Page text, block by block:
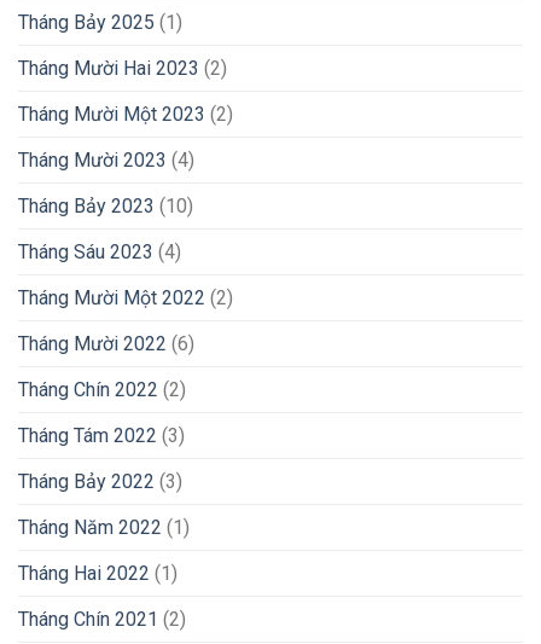
Tháng Bảy 2025 (1)
Tháng Mười Hai 2023 (2)
Tháng Mười Một 2023 (2)
Tháng Mười 2023 (4)
Tháng Bảy 2023 (10)
Tháng Sáu 2023 (4)
Tháng Mười Một 2022 (2)
Tháng Mười 2022 (6)
Tháng Chín 2022 (2)
Tháng Tám 2022 (3)
Tháng Bảy 2022 (3)
Tháng Năm 2022 (1)
Tháng Hai 2022 (1)
Tháng Chín 2021 (2)